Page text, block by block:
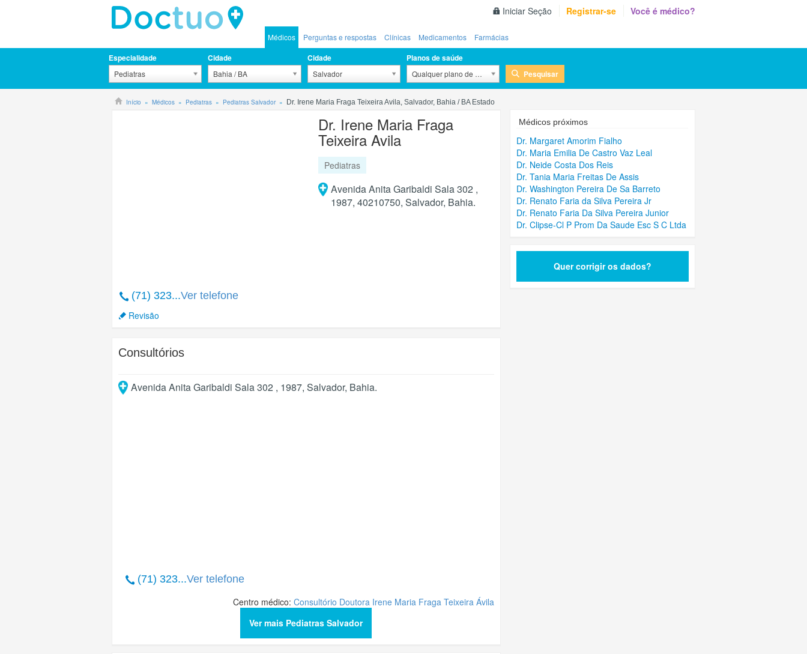
Iniciar Seção Registrar-se Você é médico?
Médicos Perguntas e respostas Clínicas Medicamentos Farmácias
Especialidade
Pediatras
Cidade
Bahia / BA
Cidade
Salvador
Planos de saúde
Qualquer plano de saúde Pesquisar
Início Médicos Pediatras Pediatras Salvador Dr. Irene Maria Fraga Teixeira Avila, Salvador, Bahia / BA Estado
(71) 323...Ver telefone
Revisão
Dr. Irene Maria Fraga
Teixeira Avila
Pediatras
Avenida Anita Garibaldi Sala 302 ,
1987, 40210750, Salvador, Bahia.
Consultórios
Avenida Anita Garibaldi Sala 302 , 1987, Salvador, Bahia.
(71) 323...Ver telefone
Centro médico: Consultório Doutora Irene Maria Fraga Teixeira Ávila
Ver mais Pediatras Salvador
Médicos próximos
Dr. Margaret Amorim Fialho
Dr. Maria Emilia De Castro Vaz Leal
Dr. Neide Costa Dos Reis
Dr. Tania Maria Freitas De Assis
Dr. Washington Pereira De Sa Barreto
Dr. Renato Faria da Silva Pereira Jr
Dr. Renato Faria Da Silva Pereira Junior
Dr. Clipse-Cl P Prom Da Saude Esc S C Ltda
Quer corrigir os dados?